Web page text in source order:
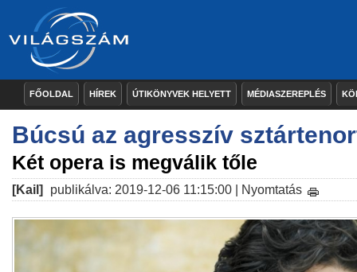
FŐOLDAL HÍREK ÚTIKÖNYVEK HELYETT MÉDIASZEREPLÉS
Búcsú az agresszív
Két opera is megválik tőle
[Kail] publikálva: 2019-12-06 11:15:00 | Nyomtatás